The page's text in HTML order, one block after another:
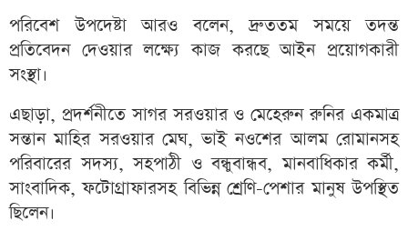
পরিবেশ উপদেষ্টা আরও বলেন, দ্রুততম সময়ে তদন্ত
প্রতিবেদন দেওয়ার লক্ষ্যে কাজ করছে আইন প্রয়োগকারী
সংস্থা।
এছাড়া, প্রদর্শনীতে সাগর সরওয়ার ও মেহেরুন রুনির একমাত্র
সন্তান মাহির সরওয়ার মেঘ, ভাই নওশের আলম রোমানসহ
পরিবারের সদস্য, সহপাঠী ও বন্ধুবান্ধব, মানবাধিকার কর্মী,
সাংবাদিক, ফটোগ্রাফারসহ বিভিন্ন শ্রেণি-পেশার মানুষ উপস্থিত
ছিলেন।